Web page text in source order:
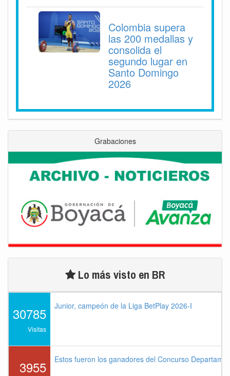
Colombia supera
las 200 medallas y
consolida el
segundo lugar en
Santo Domingo
2026
Grabaciones
Lo más visto en BR
30785
Visitas
Junior, campeón de la Liga BetPlay 2026-I
3955 Estos fueron los ganadores del Concurso